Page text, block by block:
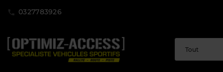
0327783926